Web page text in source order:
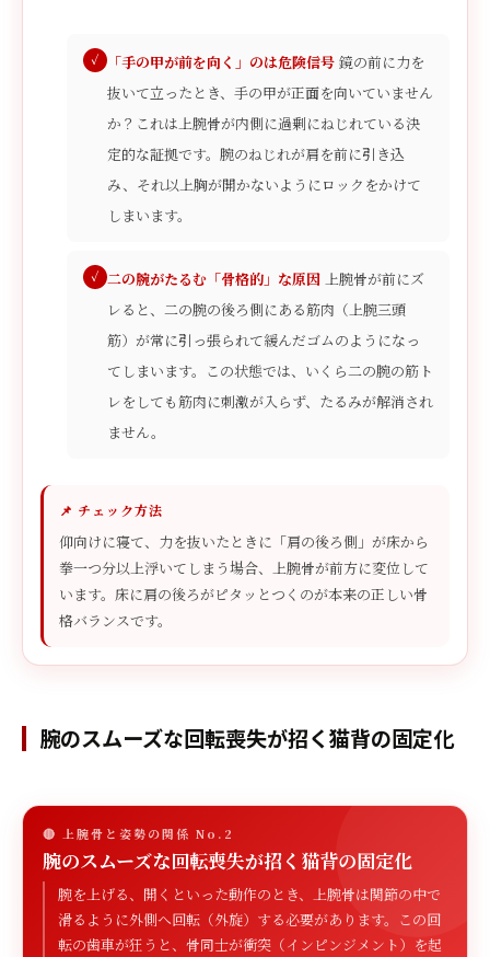
「手の甲が前を向く」のは危険信号 鏡の前に力を
抜いて立ったとき、手の甲が正面を向いていません
か？これは上腕骨が内側に過剰にねじれている決
定的な証拠です。腕のねじれが肩を前に引き込
み、それ以上胸が開かないようにロックをかけて
しまいます。
二の腕がたるむ「骨格的」な原因 上腕骨が前にズ
レると、二の腕の後ろ側にある筋肉（上腕三頭
筋）が常に引っ張られて緩んだゴムのようになっ
てしまいます。この状態では、いくら二の腕の筋ト
レをしても筋肉に刺激が入らず、たるみが解消され
ません。
📌 チェック方法
仰向けに寝て、力を抜いたときに「肩の後ろ側」が床から
拳一つ分以上浮いてしまう場合、上腕骨が前方に変位して
います。床に肩の後ろがピタッとつくのが本来の正しい骨
格バランスです。
腕のスムーズな回転喪失が招く猫背の固定化
🔴 上腕骨と姿勢の関係 No.2
腕のスムーズな回転喪失が招く猫背の固定化
腕を上げる、開くといった動作のとき、上腕骨は関節の中で
滑るように外側へ回転（外旋）する必要があります。この回
転の歯車が狂うと、骨同士が衝突（インピンジメント）を起